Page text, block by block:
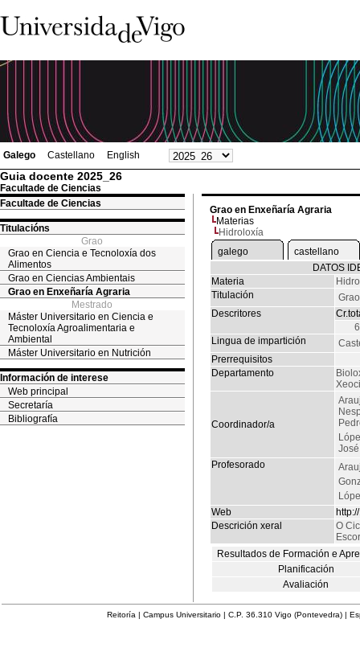
Galego Castellano English
Guia docente 2025_26
Facultade de Ciencias
Facultade de Ciencias
Titulacións
Grao
Grao en Ciencia e Tecnoloxía dos
Alimentos
Grao en Ciencias Ambientais
Grao en Enxeñaría Agraria
Mestrado
Máster Universitario en Ciencia e
Tecnoloxía Agroalimentaria e
Ambiental
Máster Universitario en Nutrición
Información de interese
Web principal
Secretaría
Bibliografía
Grao en Enxeñaría Agraria
Materias
Hidroloxía
galego
castellano
DATOS
Materia
Titulación
Descritores
6
Lingua de impartición
Prerrequisitos
Departamento
Coordinador/a
Profesorado
Web
Descrición xeral
O
Resultados de Formación e
Planificación
Avaliación
Reitoría | Campus Universitario | C.P. 36.310 Vigo (Pontevedra) |